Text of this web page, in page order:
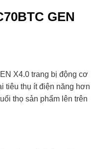
GEN
X4.0 trang bị động cơ
tiêu thụ ít điện năng hơn
thọ sản phẩm lên trên